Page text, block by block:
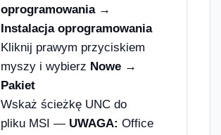
oprogramowania →
Instalacja oprogramowania
Kliknij prawym przyciskiem
myszy i wybierz Nowe →
Pakiet
Wskaż ścieżkę UNC do
pliku MSI — UWAGA: Office